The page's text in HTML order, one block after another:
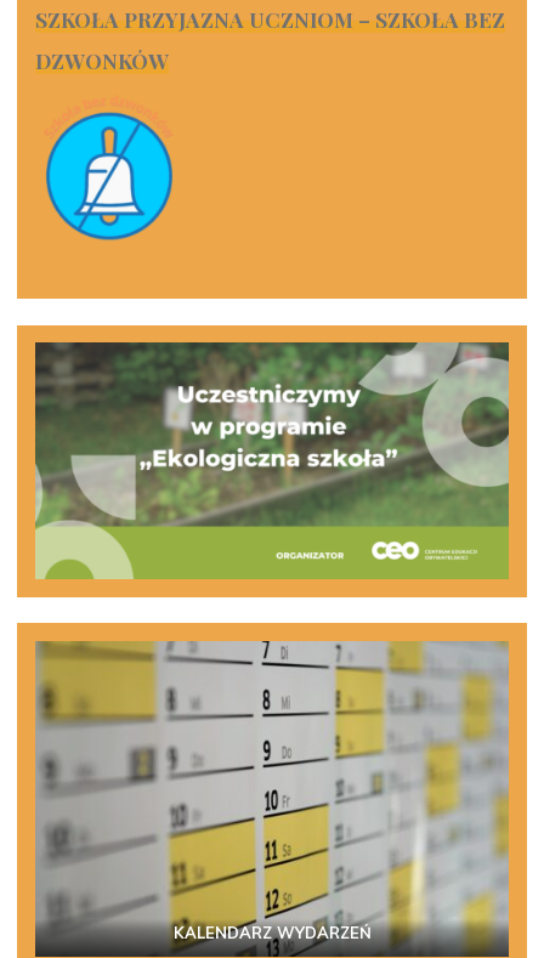
SZKOŁA PRZYJAZNA UCZNIOM – SZKOŁA BEZ
DZWONKÓW
KALENDARZ WYDARZEŃ